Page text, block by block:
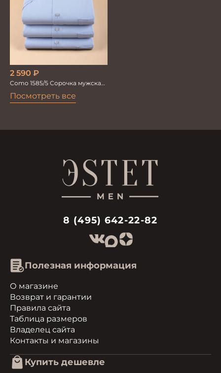
Посмотреть все
2 590 ₽
Como 1585/5 Сорочка мужская
кор.рукав
8 (495) 642-22-82
Полезная информация
О магазине
Возврат и гарантии
Правила сайта
Таблица размеров
Владелец сайта
Контакты и магазины
Купить дешевле